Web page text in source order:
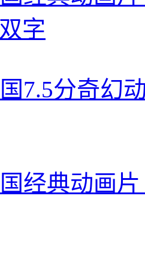
字
7.5分奇幻
经典动画